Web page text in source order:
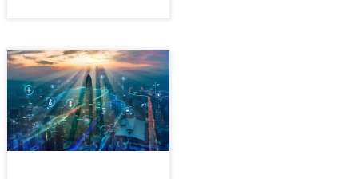
国外软件主导的市场格
局。2026年，这一趋
势将进一步深化，国产
软件不仅在功能上实现
了对标甚至超越，更在
适配国内业务场景、满
足安全可控需求方面展